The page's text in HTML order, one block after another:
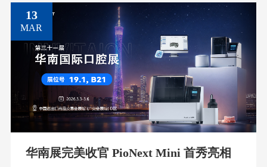
造、品质管理以及应用解决方案等方面的综合实
力。围绕数字化齿科完整工作流，PioCreat重点展示
了涵盖齿科3D打印设备、打印材料以及面向齿科诊
所、义齿加工中心和数字化制造服务商的整体解决
方案，为来访嘉宾呈现了从设备到应用的全链路数
字化生态。 除齿科业务外，代表团还参观了生
产基地、研发中心、运营管理部门以及工业应用展
示中心，进一步了解了PioCreat在跨行业应用开发、
组织运营体系及创新能力建设方面的实践成果。
参观过程中，Dr. Halim对PioCreat先进的制造能力和
化医疗与智能制造的发展可能。 本次展会，
PioCreat 携康复医疗3D打印应用解决方案亮相展
位 D61，围绕个性化医疗、数字化生产与智能制造
等方向，展示多款专业级设备及行业应用成果，与
全球合作伙伴共同交流3D打印在医疗行业中的创新
价值。 聚焦康复医疗数字化制造 随着康复医疗行业
对精准化、个性化与高效率制造的需求不断提升，
3D打印技术正在加速融入医疗辅具与康复产品生产
流程。此次展会，PioCreat 展示了多款核心设备及
应用方案，覆盖定制鞋垫、脊柱侧弯矫形器、康复
坐垫等多元化应用。 定制鞋垫数字化生产解决方案
13
MAR
华南展完美收官 PioNext Mini 首秀亮相